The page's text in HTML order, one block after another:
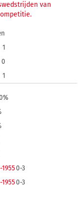
van
1
0
1
19550-3
19550-3